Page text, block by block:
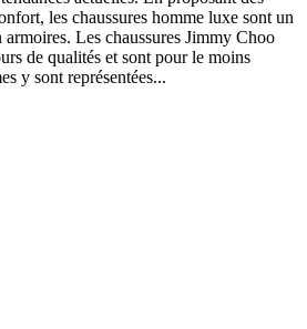
les chaussures homme luxe sont un
Les chaussures Jimmy Choo
de qualités et sont pour le moins
y sont représentées...